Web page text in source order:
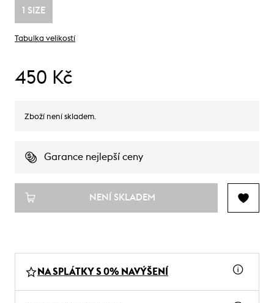
1 SIZE
Tabulka velikostí
450 Kč
Zboží není skladem.
Garance nejlepší ceny
NENÍ SKLADEM
NA SPLÁTKY S 0% NAVÝŠENÍ